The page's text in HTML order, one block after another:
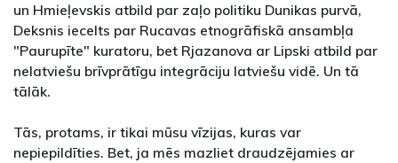
un Hmieļevskis atbild par zaļo politiku Dunikas purvā,
Deksnis iecelts par Rucavas etnogrāfiskā ansambļa
"Paurupīte" kuratoru, bet Rjazanova ar Lipski atbild par
nelatviešu brīvprātīgu integrāciju latviešu vidē. Un tā
tālāk.
Tās, protams, ir tikai mūsu vīzijas, kuras var
nepiepildīties. Bet, ja mēs mazliet draudzējamies ar